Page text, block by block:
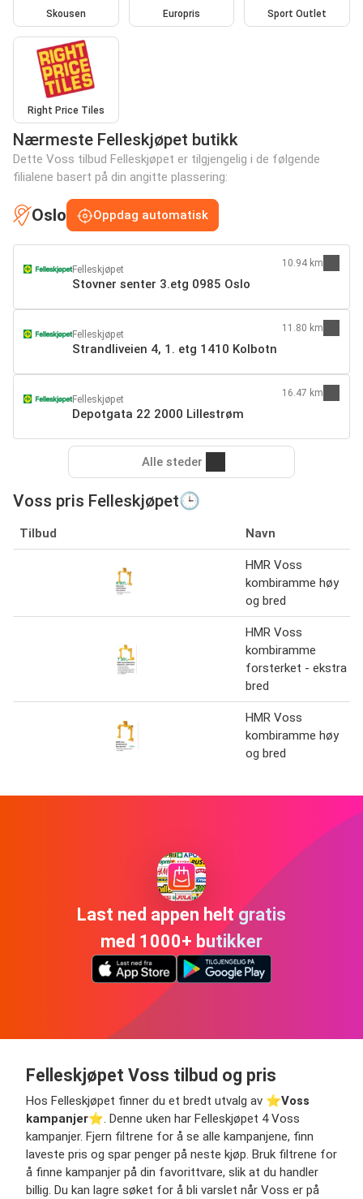
Skousen Europris Sport Outlet
Right Price Tiles
Nærmeste Felleskjøpet butikk
Dette Voss tilbud Felleskjøpet er tilgjengelig i de følgende
filialene basert på din angitte plassering:
Oslo Oppdag automatisk
Felleskjøpet
Stovner senter 3.etg 0985 Oslo
10.94 km
Felleskjøpet
Strandliveien 4, 1. etg 1410 Kolbotn
11.80 km
Felleskjøpet
Depotgata 22 2000 Lillestrøm
16.47 km
Alle steder
Voss pris Felleskjøpet🕒
Tilbud Navn
HMR Voss
kombiramme høy
og bred
HMR Voss
kombiramme
forsterket - ekstra
bred
HMR Voss
kombiramme høy
og bred
Last ned appen helt gratis
med 1000+ butikker
Felleskjøpet Voss tilbud og pris
Hos Felleskjøpet finner du et bredt utvalg av ⭐️Voss
kampanjer⭐️. Denne uken har Felleskjøpet 4 Voss
kampanjer. Fjern filtrene for å se alle kampanjene, finn
laveste pris og spar penger på neste kjøp. Bruk filtrene for
å finne kampanjer på din favorittvare, slik at du handler
billig. Du kan lagre søket for å bli varslet når Voss er på